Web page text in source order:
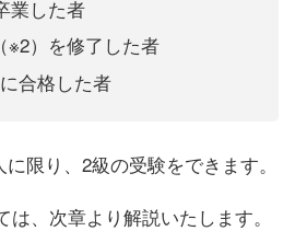
業した者
※2）を修了した者
合格した者
限り、2級の受験をできます。
、次章より解説いたします。